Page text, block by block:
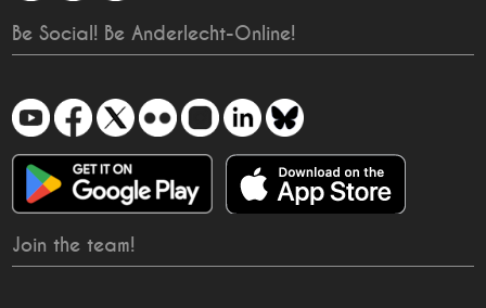
Be Social! Be Anderlecht-Online!
Join the team!